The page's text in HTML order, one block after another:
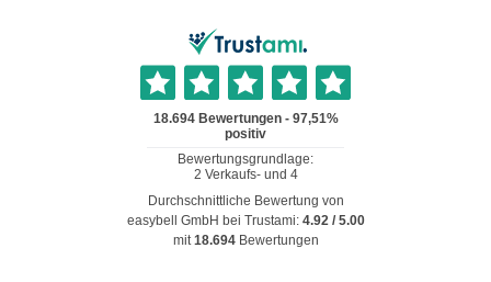
Durchschnittliche Bewertung von
easybell GmbH bei Trustami: 4.92/ 5.00
mit18.694 Bewertungen